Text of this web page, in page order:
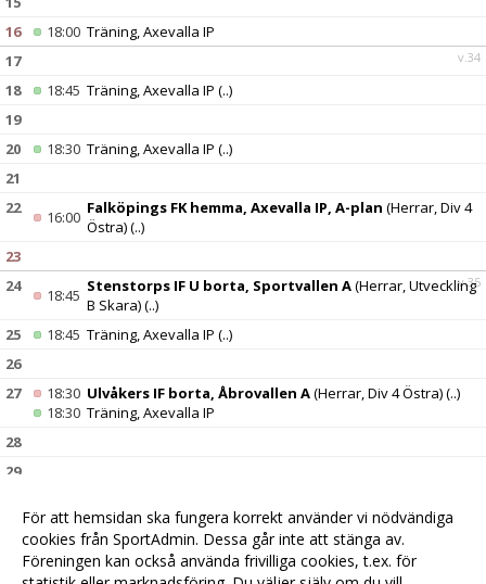
16
18:00 Träning, Axevalla IP
v.34
17
18
18:45 Träning, Axevalla IP (..)
19
20
18:30 Träning, Axevalla IP (..)
21
22
16:00 Falköpings FK hemma, Axevalla IP, A-plan (Herrar, Div 4
Östra)(..)
23
v.35
24 18:45 Stenstorps IF U borta, Sportvallen A(Herrar, Utveckling
B Skara)(..)
25
18:45 Träning, Axevalla IP (..)
26
27
18:30 Ulvåkers IF borta, Åbrovallen A(Herrar, Div 4 Östra)(..)
18:30 Träning, Axevalla IP
28
29
00:00Vakant hemma, Axevalla IP, A-plan(Herrar, Utveckling B
Skara)(..)
För att hemsidan ska fungera korrekt använder vi nödvändiga
cookies från SportAdmin. Dessa går inte att stänga av.
Föreningen kan också använda frivilliga cookies, t.ex. för